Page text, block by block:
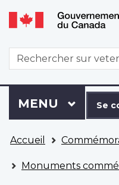
WxT
Search
form
connecter
à
Dossier
ACC
Se
Menu
MENU
êtes
ici
Accueil
Monuments